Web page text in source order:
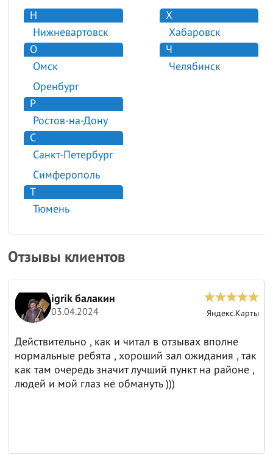
Н
Нижневартовск
О
Омск
Оренбург
Р
Ростов-на-Дону
С
Санкт-Петербург
Симферополь
Т
Тюмень
Х
Хабаровск
Ч
Челябинск
Отзывы клиентов
igrik балакин
03.04.2024 Яндекс.Карты
Действительно , как и читал в отзывах вполне
нормальные ребята , хороший зал ожидания , так
как там очередь значит лучший пункт на районе ,
людей и мой глаз не обмануть )))